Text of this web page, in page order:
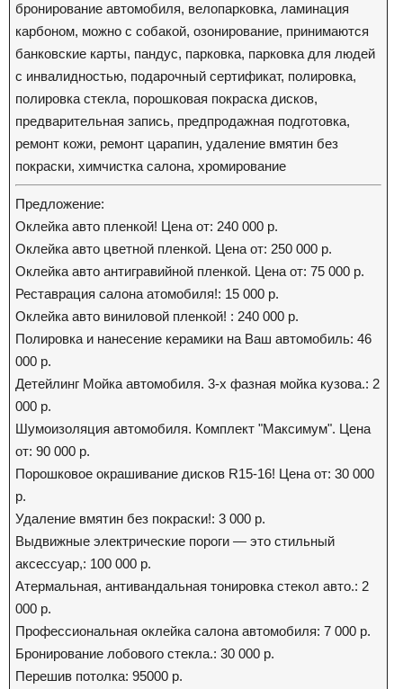
бронирование автомобиля, велопарковка, ламинация
карбоном, можно с собакой, озонирование, принимаются
банковские карты, пандус, парковка, парковка для людей
с инвалидностью, подарочный сертификат, полировка,
полировка стекла, порошковая покраска дисков,
предварительная запись, предпродажная подготовка,
ремонт кожи, ремонт царапин, удаление вмятин без
покраски, химчистка салона, хромирование
Предложение:
Оклейка авто пленкой! Цена от: 240 000 р.
Оклейка авто цветной пленкой. Цена от: 250 000 р.
Оклейка авто антигравийной пленкой. Цена от: 75 000 р.
Реставрация салона атомобиля!: 15 000 р.
Оклейка авто виниловой пленкой! : 240 000 р.
Полировка и нанесение керамики на Ваш автомобиль: 46
000 р.
Детейлинг Мойка автомобиля. 3-х фазная мойка кузова.: 2
000 р.
Шумоизоляция автомобиля. Комплект "Максимум". Цена
от: 90 000 р.
Порошковое окрашивание дисков R15-16! Цена от: 30 000
р.
Удаление вмятин без покраски!: 3 000 р.
Выдвижные электрические пороги — это стильный
аксессуар,: 100 000 р.
Атермальная, антивандальная тонировка стекол авто.: 2
000 р.
Профессиональная оклейка салона автомобиля: 7 000 р.
Бронирование лобового стекла.: 30 000 р.
Перешив потолка: 95000 р.